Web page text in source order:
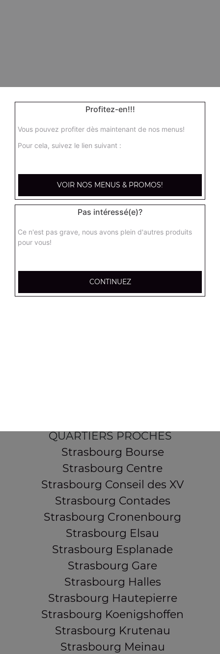
QUARTIERS PROCHES
Strasbourg Bourse
Strasbourg Centre
Strasbourg Conseil des XV
Strasbourg Contades
Strasbourg Cronenbourg
Strasbourg Elsau
Strasbourg Esplanade
Strasbourg Gare
Strasbourg Halles
Strasbourg Hautepierre
Strasbourg Koenigshoffen
Strasbourg Krutenau
Strasbourg Meinau
Profitez-en!!!
Vous pouvez profiter dès maintenant de nos menus!
Pour cela, suivez le lien suivant :
VOIR NOS MENUS & PROMOS!
Pas intéressé(e)?
Ce n'est pas grave, nous avons plein d'autres produits
pour vous!
CONTINUEZ